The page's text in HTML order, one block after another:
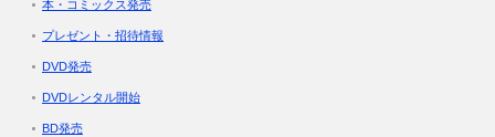
本・コミックス発売
プレゼント・招待情報
DVD発売
DVDレンタル開始
BD発売